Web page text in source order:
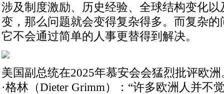
涉及制度激励、历史经验、全球结构变化
变，那么问题就会变得复杂得多。而复杂
它不会通过简单的人事更替得到解决。
美国副总统在2025年慕安会会猛烈批评欧
·格林（Dieter Grimm）：“许多欧洲人并不